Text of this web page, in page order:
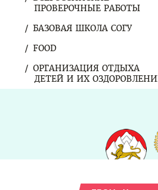
ПРОВЕРОЧНЫЕ РАБОТЫ
БАЗОВАЯ ШКОЛА СОГУ
FOOD
ОРГАНИЗАЦИЯ ОТДЫХА
ДЕТЕЙ И ИХ